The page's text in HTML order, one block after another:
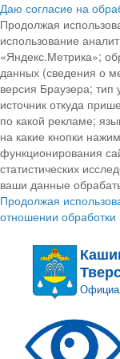
Даю согласие на
Продолжая
использование
«Яндекс.Метрика»;
данных (сведения о
версия Браузера; тип
источник откуда
по какой рекламе;
на какие кнопки
функционирования
статистических
ваши данные
Продолжая
отношении